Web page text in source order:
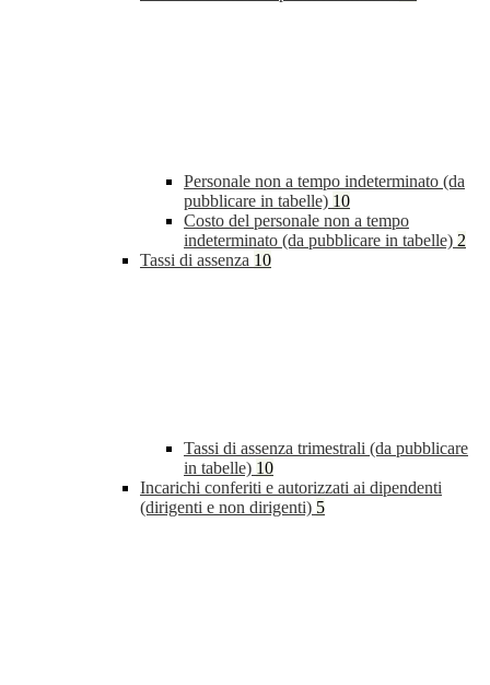
Personale non a tempo indeterminato (da
pubblicare in tabelle) 10
Costo del personale non a tempo
indeterminato (da pubblicare in tabelle) 2
Tassi di assenza 10
Tassi di assenza trimestrali (da pubblicare
in tabelle) 10
Incarichi conferiti e autorizzati ai dipendenti
(dirigenti e non dirigenti) 5